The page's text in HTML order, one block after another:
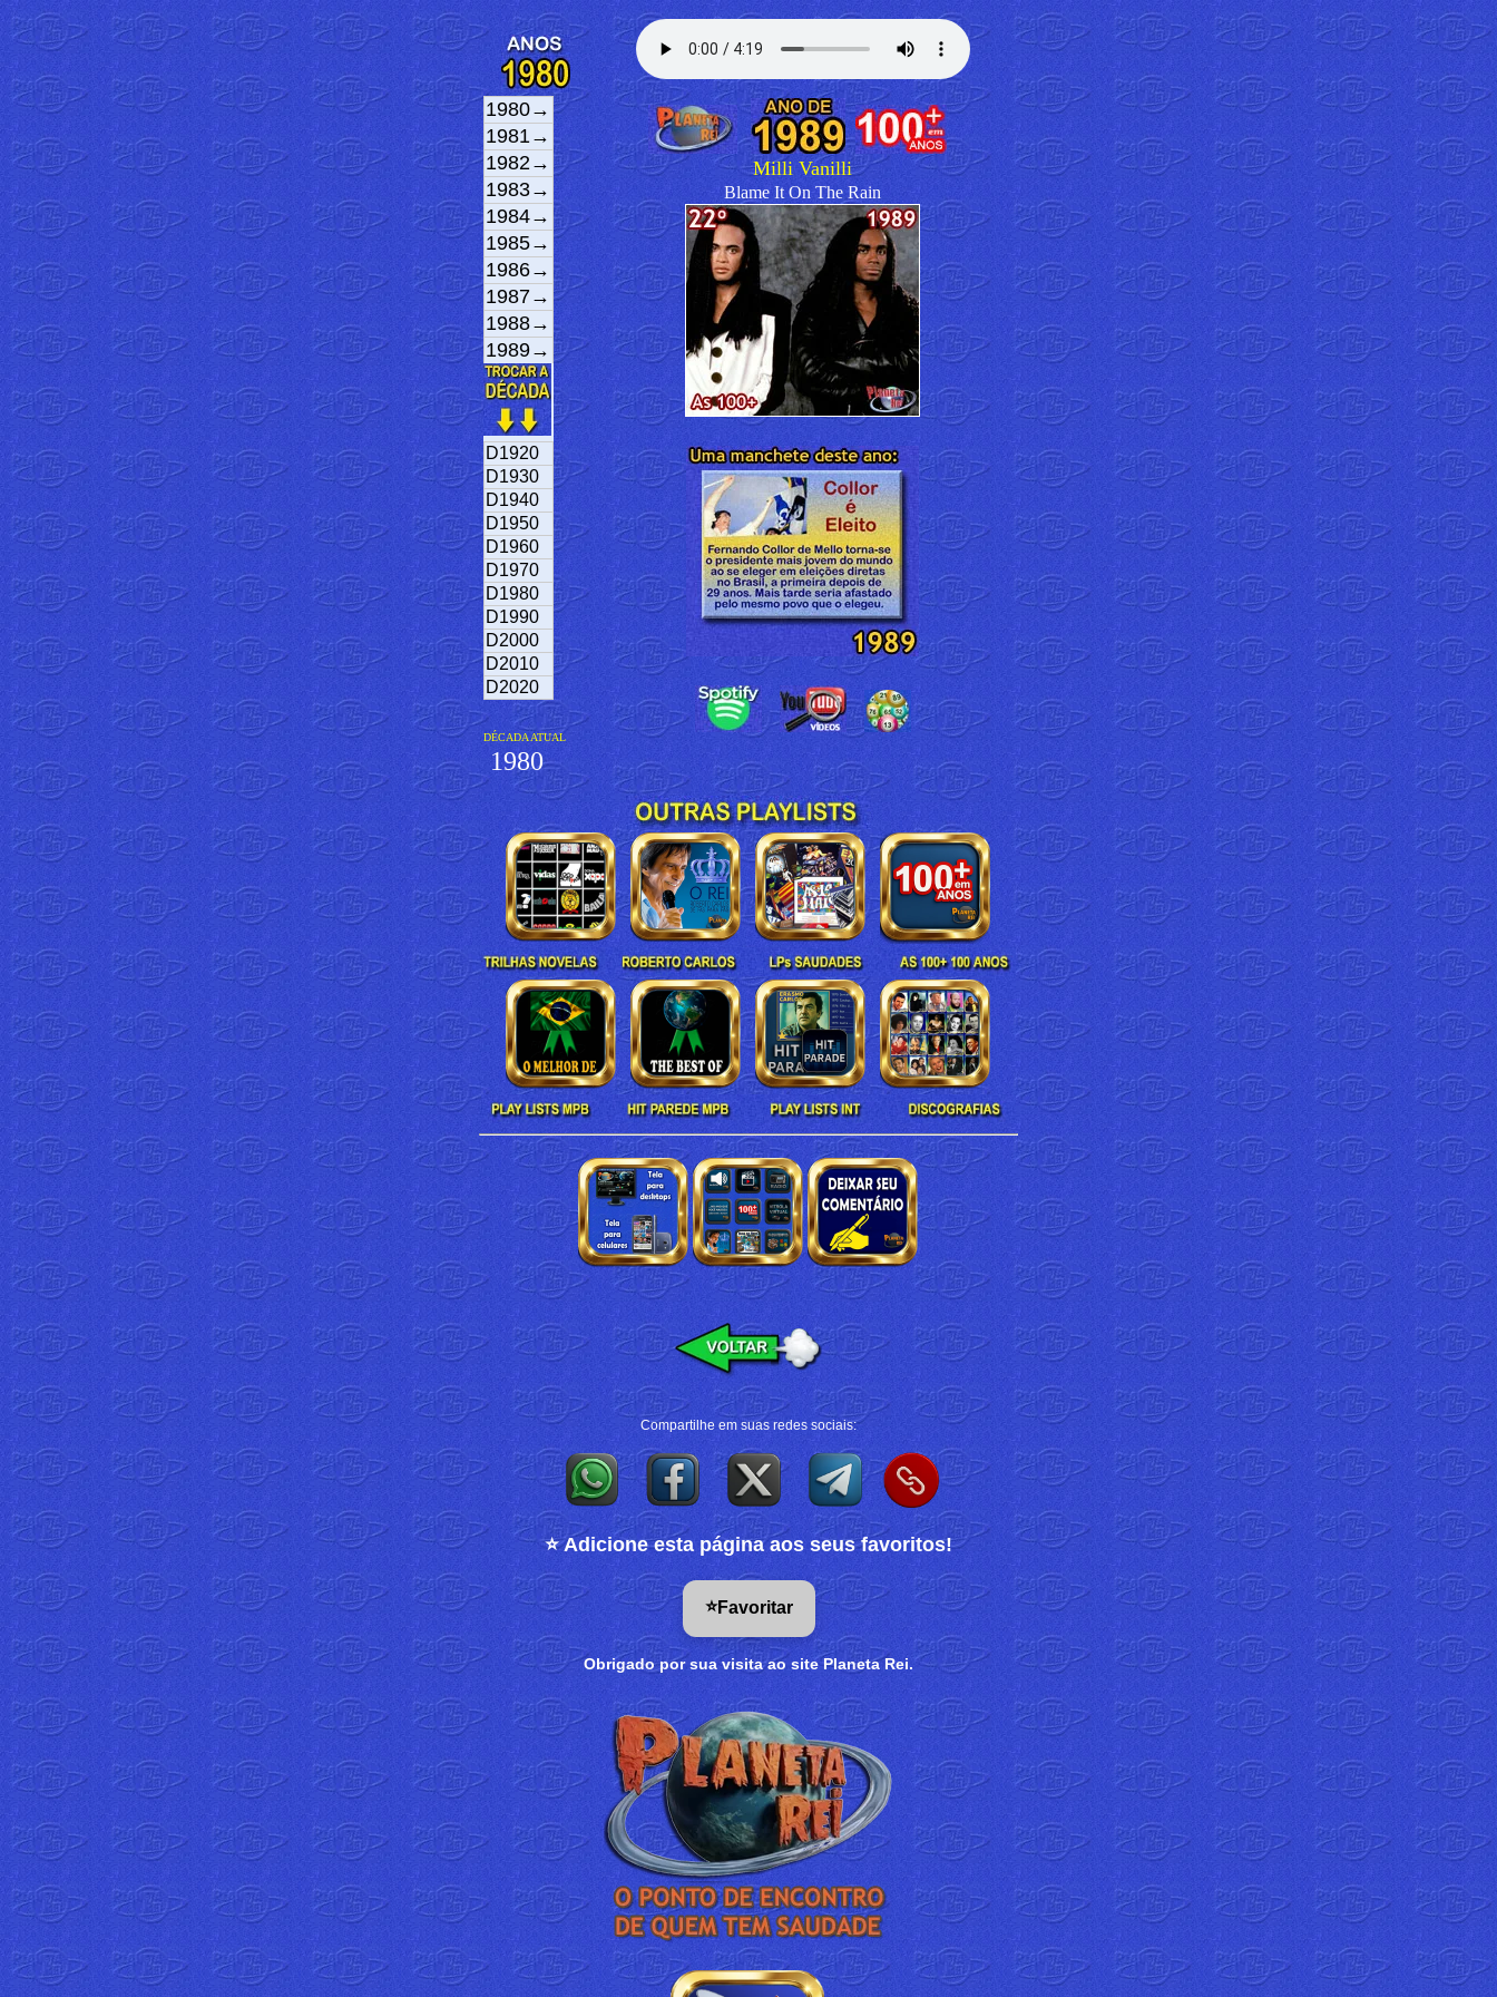
1980→
1981→
1982→
1983→
1984→
1985→
1986→
1987→
1988→
1989→
D1920
D1930
D1940
D1950
D1960
D1970
D1980
D1990
D2000
D2010
D2020
DÉCADA ATUAL
1980
Milli Vanilli
Blame It On The Rain
Compartilhe em suas redes sociais:
⭐ Adicione esta página aos seus favoritos!
⭐Favoritar
Obrigado por sua visita ao site Planeta Rei.